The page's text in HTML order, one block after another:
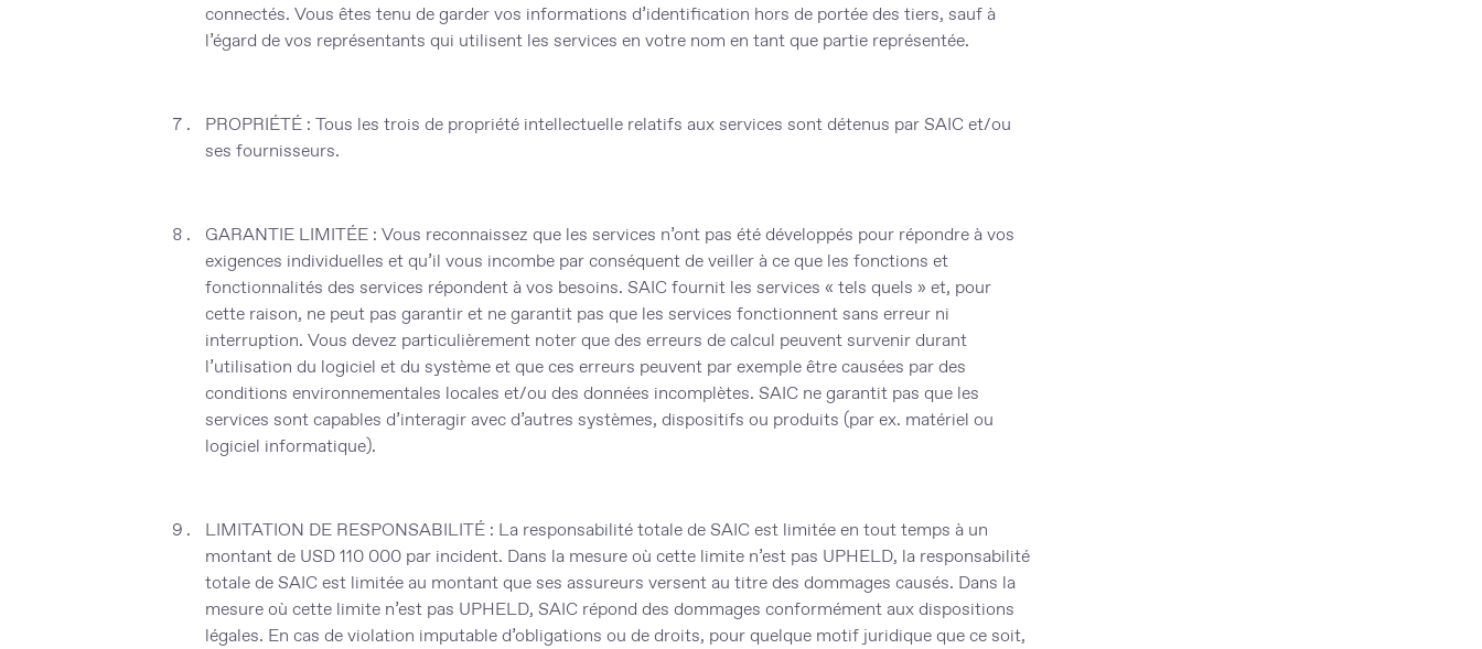
connectés. Vous êtes tenu de garder vos informations d’identification hors de portée des tiers, sauf à
l’égard de vos représentants qui utilisent les services en votre nom en tant que partie représentée.
PROPRIÉTÉ : Tous les trois de propriété intellectuelle relatifs aux services sont détenus par SAIC et/ou
ses fournisseurs.
GARANTIE LIMITÉE : Vous reconnaissez que les services n’ont pas été développés pour répondre à vos
exigences individuelles et qu’il vous incombe par conséquent de veiller à ce que les fonctions et
fonctionnalités des services répondent à vos besoins. SAIC fournit les services « tels quels » et, pour
cette raison, ne peut pas garantir et ne garantit pas que les services fonctionnent sans erreur ni
interruption. Vous devez particulièrement noter que des erreurs de calcul peuvent survenir durant
l’utilisation du logiciel et du système et que ces erreurs peuvent par exemple être causées par des
conditions environnementales locales et/ou des données incomplètes. SAIC ne garantit pas que les
services sont capables d’interagir avec d’autres systèmes, dispositifs ou produits (par ex. matériel ou
logiciel informatique).
LIMITATION DE RESPONSABILITÉ : La responsabilité totale de SAIC est limitée en tout temps à un
montant de USD 110 000 par incident. Dans la mesure où cette limite n’est pas UPHELD, la responsabilité
totale de SAIC est limitée au montant que ses assureurs versent au titre des dommages causés. Dans la
mesure où cette limite n’est pas UPHELD, SAIC répond des dommages conformément aux dispositions
légales. En cas de violation imputable d’obligations ou de droits, pour quelque motif juridique que ce soit,